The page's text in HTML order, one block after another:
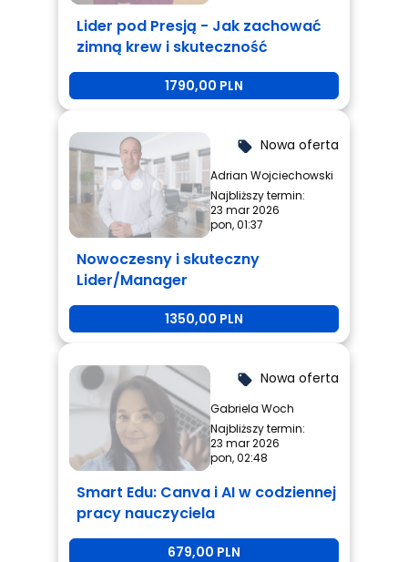
Lider pod Presją - Jak zachować
zimną krew i skuteczność
1790,00 PLN
local_offer Nowa oferta
Adrian Wojciechowski
Najbliższy termin:
23 mar 2026
pon, 01:37
Nowoczesny i skuteczny
Lider/Manager
1350,00 PLN
local_offer Nowa oferta
Gabriela Woch
Najbliższy termin:
23 mar 2026
pon, 02:48
Smart Edu: Canva i AI w codziennej
pracy nauczyciela
679,00 PLN